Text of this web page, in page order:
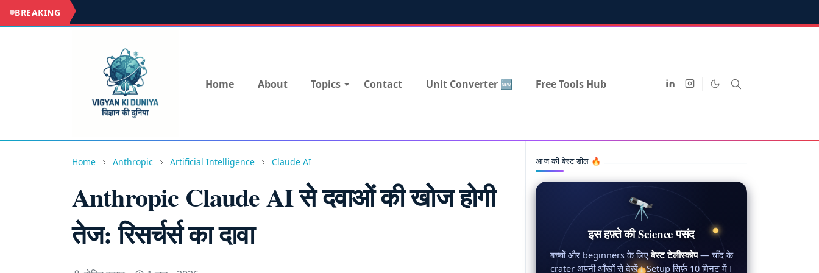
BREAKING
Home About Topics Contact Unit Converter 🆕 Free Tools Hub
Home Anthropic Artificial Intelligence Claude AI
Anthropic Claude AI से दवाओं की खोज होगी
तेज: रिसर्चर्स का दावा
आज की बेस्ट डील 🔥
🔭
इस हफ़्ते की Science पसंद
बच्चों और beginners के लिएबेस्ट टेलीस्कोप— चाँद के
crater अपनी आँखों से देखें। Setup सिर्फ़ 10 मिनट में।